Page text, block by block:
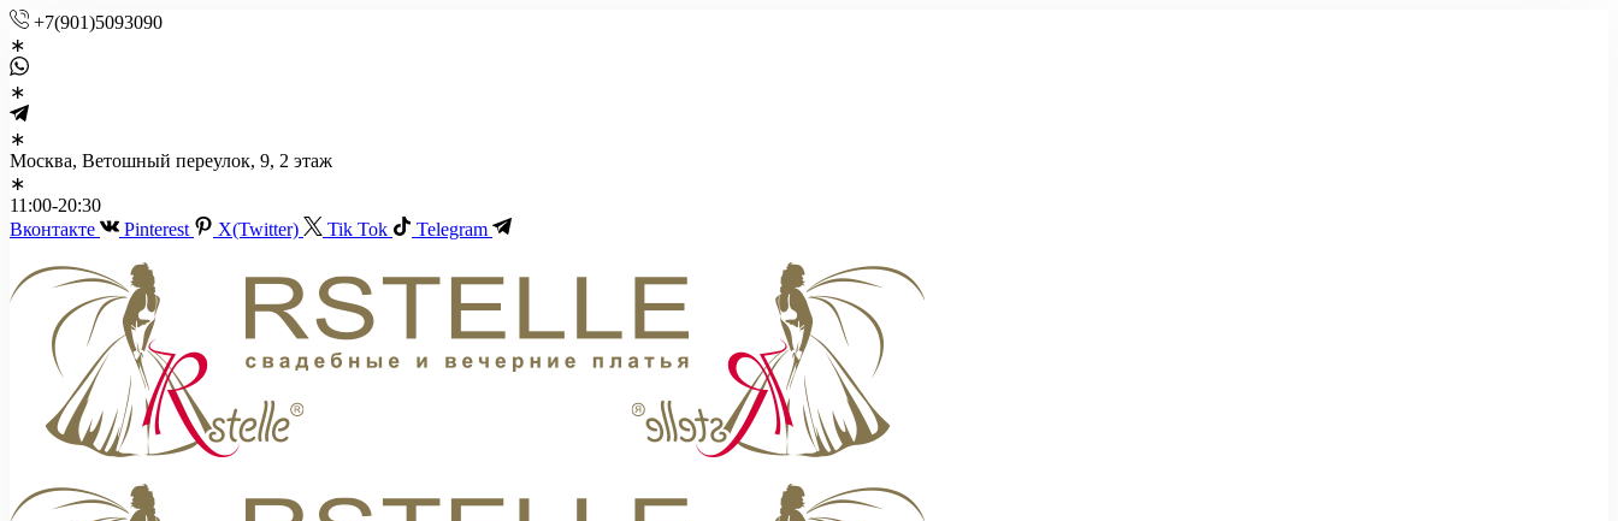
+7(901)5093090
Москва, Ветошный переулок, 9, 2 этаж
11:00-20:30
Вконтакте
Pinterest X(Twitter) Tik Tok Telegram